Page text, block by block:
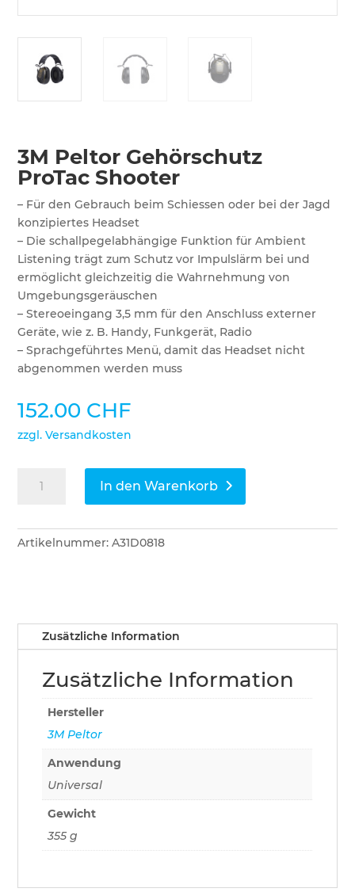
3M Peltor Gehörschutz
ProTac Shooter
– Für den Gebrauch beim Schiessen oder bei der Jagd
konzipiertes Headset
– Die schallpegelabhängige Funktion für Ambient
Listening trägt zum Schutz vor Impulslärm bei und
ermöglicht gleichzeitig die Wahrnehmung von
Umgebungsgeräuschen
– Stereoeingang 3,5 mm für den Anschluss externer
Geräte, wie z. B. Handy, Funkgerät, Radio
– Sprachgeführtes Menü, damit das Headset nicht
abgenommen werden muss
152.00 CHF
zzgl. Versandkosten
Peltor
ProTac
Shooter
In den Warenkorb
Artikelnummer:A31D0818
Zusätzliche Information
Zusätzliche Information
Hersteller
3M Peltor
Anwendung
Universal
Gewicht
355 g